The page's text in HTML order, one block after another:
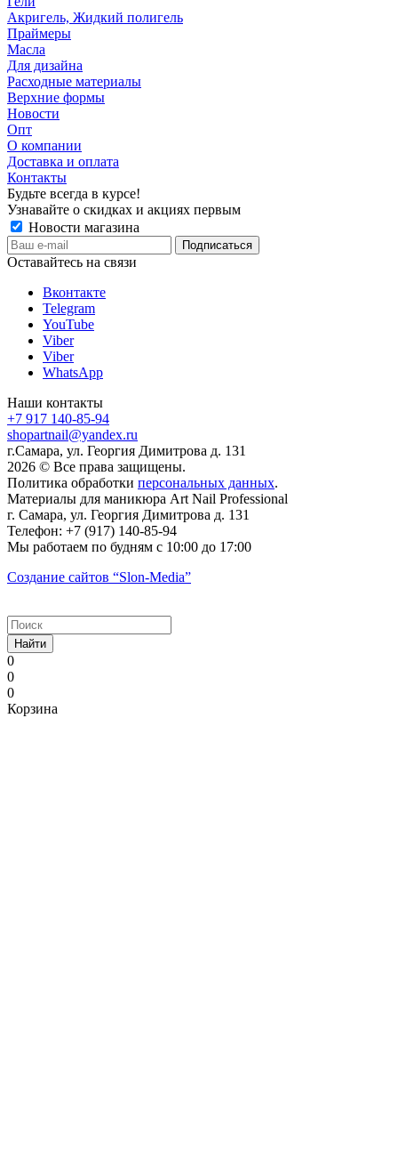
Акригель, Жидкий полигель
Праймеры
Масла
Для дизайна
Расходные материалы
Верхние формы
Новости
Опт
О компании
Доставка и оплата
Контакты
Будьте всегда в курсе!
Узнавайте о скидках и акциях первым
Новости магазина
Оставайтесь на связи
Вконтакте
Telegram
YouTube
Viber
Viber
WhatsApp
Наши контакты
+7 917 140-85-94
shopartnail@yandex.ru
г.Самара, ул. Георгия Димитрова д. 131
2026 © Все права защищены.
Политика обработки персональных данных.
Материалы для маникюра Art Nail Professional
г. Самара, ул. Георгия Димитрова д. 131
Телефон: +7 (917) 140-85-94
Мы работаем по будням с 10:00 до 17:00
Создание сайтов “Slon-Media”
Найти
0
0
0
Корзина